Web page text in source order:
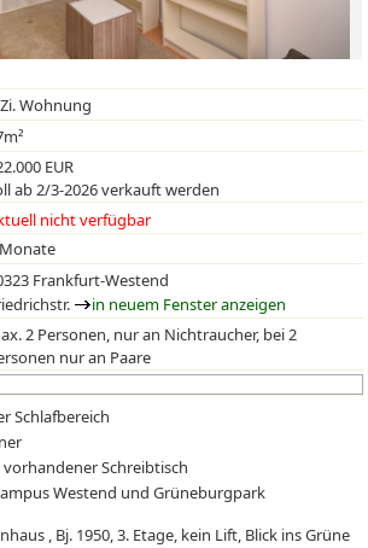
Wohnung
EUR
ab 2/3-2026 verkauft werden
nicht verfügbar
Frankfurt-Westend
in neuem Fenster anzeigen
2 Personen, nur an Nichtraucher, bei 2
nur an Paare
Schlafbereich
Schreibtisch
Westend und Grüneburgpark
, Bj. 1950, 3. Etage, kein Lift, Blick ins Grüne